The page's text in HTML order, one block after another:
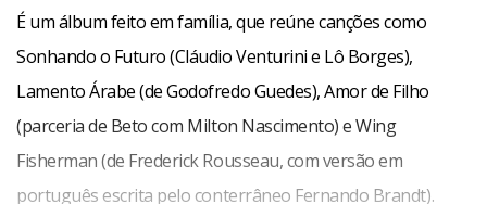
É um álbum feito em família, que reúne canções como
Sonhando o Futuro (Cláudio Venturini e Lô Borges),
Lamento Árabe (de Godofredo Guedes), Amor de Filho
(parceria de Beto com Milton Nascimento) e Wing
Fisherman (de Frederick Rousseau, com versão em
português escrita pelo conterrâneo Fernando Brandt).